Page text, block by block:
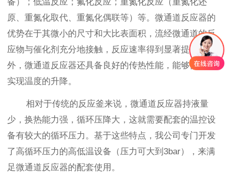
原、重氮化取代、重氮化偶联等）等。微通道反应器的
优势在于其微小的尺寸和大比表面积，流经微通道的反
应物与催化剂充分地接触，反应速率得到显著提升。此
外，微通道反应器还具备良好的传热性能，能够快速地
实现温度的升降。
相对于传统的反应釜来说，微通道反应器持液量
少，换热能力强，循环压降大，这就需要配套的温控设
备有较大的循环压力。基于这些特点，我公司专门开发
了高循环压力的高低温设备（压力可大到3bar），来满
足微通道反应器的配套使用。